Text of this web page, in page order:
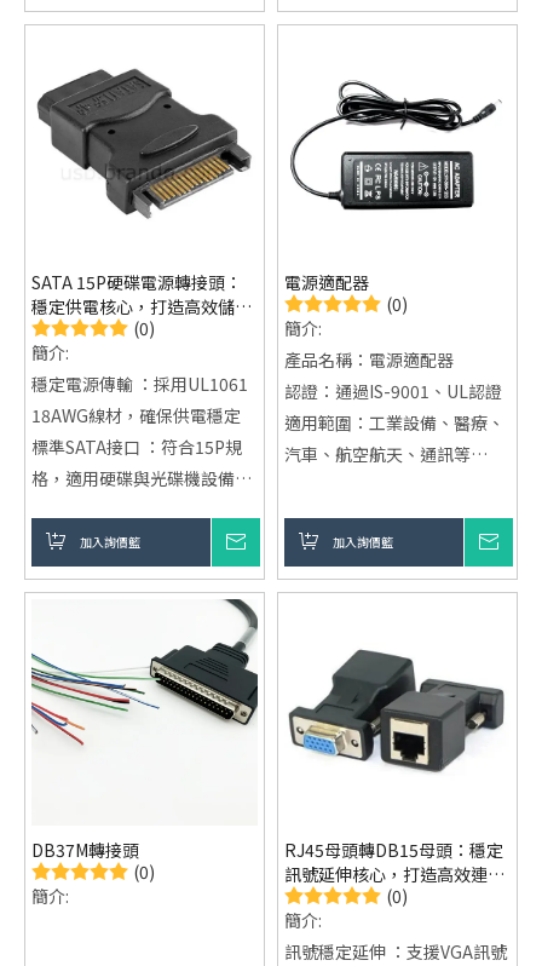
多樣化定制選項：提供
與設計定制，滿足不同需求。
應用廣泛：適用於通訊、攝
影、醫療設備等多種行業。
SATA 15P硬碟電源轉接頭：
穩定供電核心，打造高效儲存
設備連接體驗 (0)
簡介:
穩定電源傳輸 ：採用UL1061
18AWG線材，確保供電穩定
標準SATA接口 ：符合15P規
格，適用硬碟與光碟機設備
適合狹小空間使用
電源狀態顯示 ：內建LED指示
加入詢價籃
電源適配器
(0)
簡介:
產品名稱：電源適配器
認證：通過IS-9001、UL認證
適用範圍：工業設備、醫療、
汽車、航空航天、通訊等
銷售模式：製造、出口、
ODM/OEM定制
質量保證：台灣品質、大陸價
加入詢價籃
DB37M轉接頭
(0)
簡介:
RJ45母頭轉DB15母頭：穩定
訊號延伸核心，打造高效連接
體驗
(0)
簡介:
訊號穩定延伸 ：支援VGA訊號